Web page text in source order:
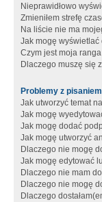
Nieprawidłowo
Zmieniłem strefę
Na liście nie ma
Jak mogę
Czym jest moja
Dlaczego muszę się
Problemy z pisaniem
Jak utworzyć temat
Jak mogę
Jak mogę dodać
Jak mogę utworzyć
Dlaczego nie mogę
Jak mogę edytować
Dlaczego nie mam
Dlaczego nie mogę
Dlaczego